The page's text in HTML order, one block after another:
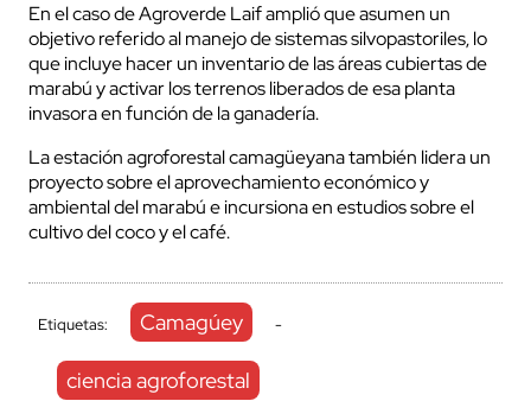
En el caso de Agroverde Laif amplió que asumen un
objetivo referido al manejo de sistemas silvopastoriles, lo
que incluye hacer un inventario de las áreas cubiertas de
marabú y activar los terrenos liberados de esa planta
invasora en función de la ganadería.
La estación agroforestal camagüeyana también lidera un
proyecto sobre el aprovechamiento económico y
ambiental del marabú e incursiona en estudios sobre el
cultivo del coco y el café.
Etiquetas: Camagúey -
ciencia agroforestal